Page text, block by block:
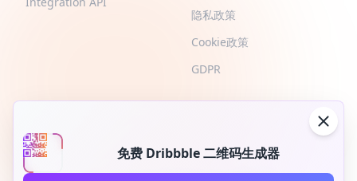
免费 Dribbble 二维码生成器
隐私政策
Cookie政策
GDPR